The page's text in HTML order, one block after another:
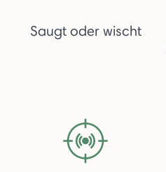
Saugt oder wischt